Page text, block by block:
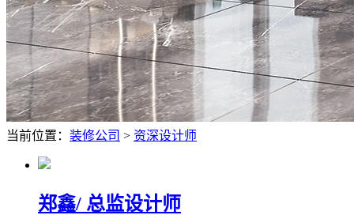
当前位置： 装修公司 > 资深设计师
郑鑫/ 总监设计师